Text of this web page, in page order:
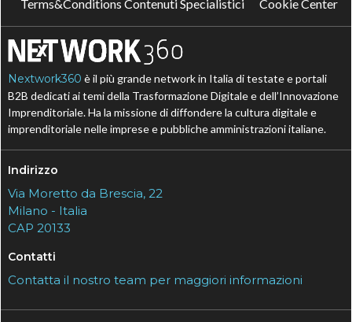
Terms&Conditions Contenuti Specialistici Cookie Center
Nextwork360 è il più grande network in Italia di testate e portali
B2B dedicati ai temi della Trasformazione Digitale e dell’Innovazione
Imprenditoriale. Ha la missione di diffondere la cultura digitale e
imprenditoriale nelle imprese e pubbliche amministrazioni italiane.
Indirizzo
Via Moretto da Brescia, 22
Milano - Italia
CAP 20133
Contatti
Contatta il nostro team per maggiori informazioni